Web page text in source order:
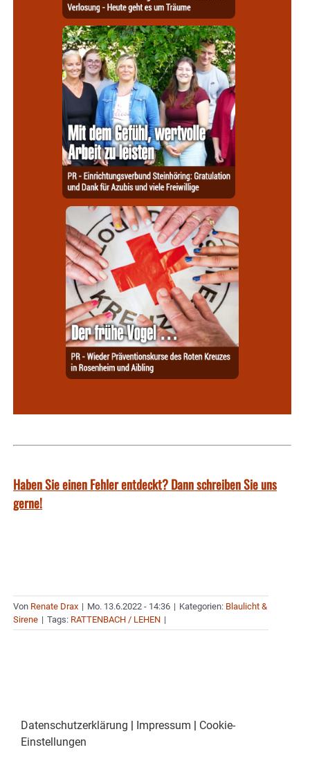
Haben Sie einen Fehler entdeckt? Dann schreiben Sie uns
gerne!
Von Renate Drax | Mo. 13.6.2022 - 14:36 | Kategorien: Blaulicht &
Sirene | Tags: RATTENBACH / LEHEN |
Datenschutzerklärung | Impressum | Cookie-
Einstellungen